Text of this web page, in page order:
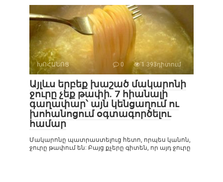
ԽՈՀԱՆՈՑ 0 1 393դիտում
Այլևս երբեք խաշած մակարոնի
ջուրը չեք թափի. 7 հիանալի
գաղափար՝ այն կենցաղում ու
խոհանոցում օգտագործելու
համար
Մակարոնը պատրաստելուց հետո, որպես կանոն,
ջուրը թափում են: Բայց քչերը գիտեն, որ այդ ջուրը